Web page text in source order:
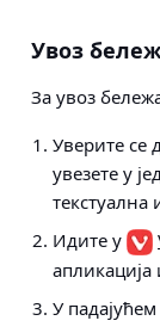
Увоз
За увоз
Уверите се
увезете у
текстуална
Идите у
апликација
У